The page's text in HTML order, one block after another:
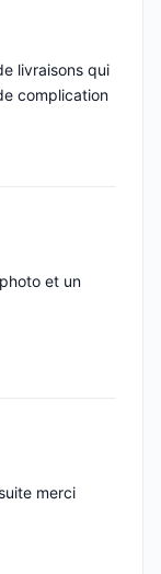
livraisons qui
complication
et un
merci